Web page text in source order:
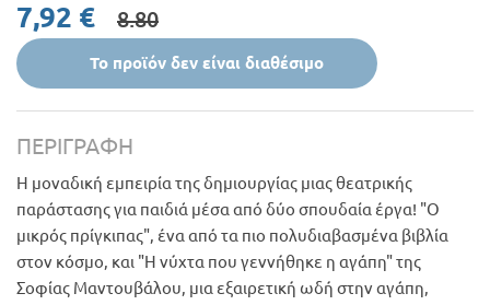
7,92 € 8.80
Το προϊόν δεν είναι διαθέσιμο
ΠΕΡΙΓΡΑΦΉ
Η μοναδική εμπειρία της δημιουργίας μιας θεατρικής
παράστασης για παιδιά μέσα από δύο σπουδαία έργα! "Ο
μικρός πρίγκιπας", ένα από τα πιο πολυδιαβασμένα βιβλία
στον κόσμο, και "Η νύχτα που γεννήθηκε η αγάπη" της
Σοφίας Μαντουβάλου, μια εξαιρετική ωδή στην αγάπη,